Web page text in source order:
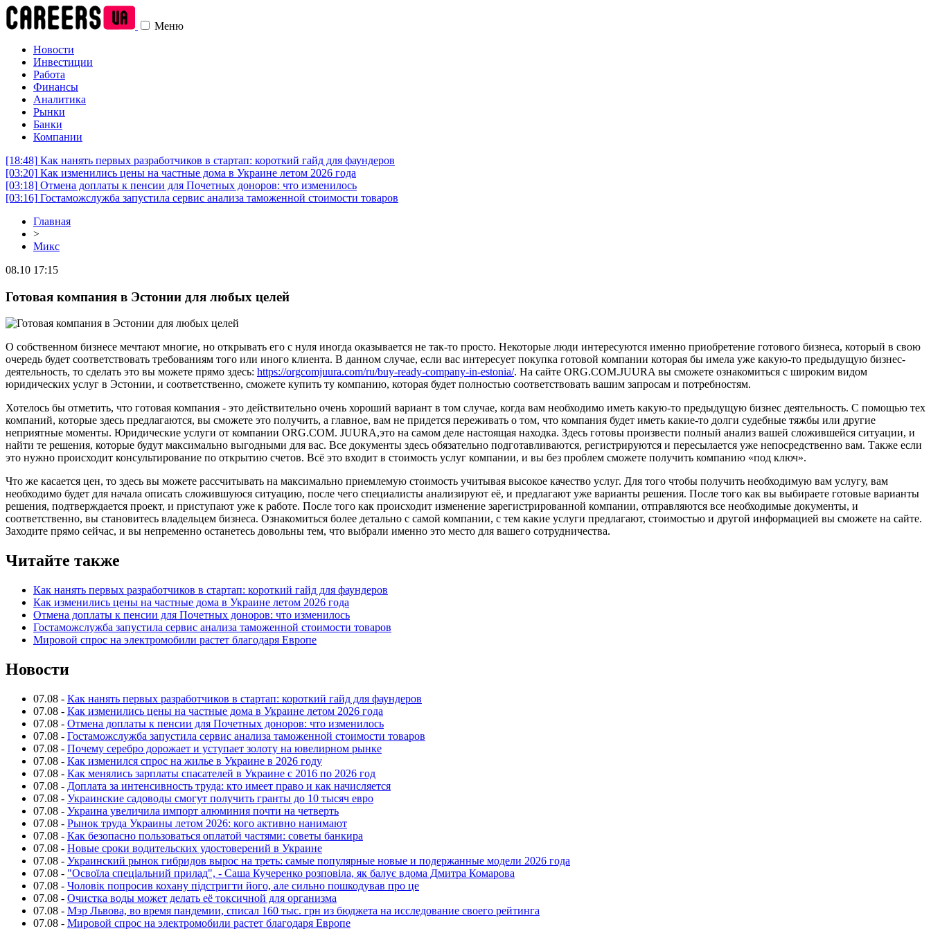
Меню
Новости
Инвестиции
Работа
Финансы
Аналитика
Рынки
Банки
Компании
[18:48] Как нанять первых разработчиков в стартап: короткий гайд для фаундеров
[03:20] Как изменились цены на частные дома в Украине летом 2026 года
[03:18] Отмена доплаты к пенсии для Почетных доноров: что изменилось
[03:16] Гостаможслужба запустила сервис анализа таможенной стоимости товаров
Главная
>
Микс
08.10 17:15
Готовая компания в Эстонии для любых целей
О собственном бизнесе мечтают многие, но открывать его с нуля иногда оказывается не так-то просто. Некоторые люди интересуются именно приобретение готового бизнеса, который в свою
очередь будет соответствовать требованиям того или иного клиента. В данном случае, если вас интересует покупка готовой компании которая бы имела уже какую-то предыдущую бизнес-
деятельность, то сделать это вы можете прямо здесь: https://orgcomjuura.com/ru/buy-ready-company-in-estonia/. На сайте ORG.COM.JUURA вы сможете ознакомиться с широким видом
юридических услуг в Эстонии, и соответственно, сможете купить ту компанию, которая будет полностью соответствовать вашим запросам и потребностям.
Хотелось бы отметить, что готовая компания - это действительно очень хороший вариант в том случае, когда вам необходимо иметь какую-то предыдущую бизнес деятельность. С помощью тех
компаний, которые здесь предлагаются, вы сможете это получить, а главное, вам не придется переживать о том, что компания будет иметь какие-то долги судебные тяжбы или другие
неприятные моменты. Юридические услуги от компании ORG.COM. JUURA,это на самом деле настоящая находка. Здесь готовы произвести полный анализ вашей сложившейся ситуации, и
найти те решения, которые будут максимально выгодными для вас. Все документы здесь обязательно подготавливаются, регистрируются и пересылается уже непосредственно вам. Также если
это нужно происходит консультирование по открытию счетов. Всё это входит в стоимость услуг компании, и вы без проблем сможете получить компанию «под ключ».
Что же касается цен, то здесь вы можете рассчитывать на максимально приемлемую стоимость учитывая высокое качество услуг. Для того чтобы получить необходимую вам услугу, вам
необходимо будет для начала описать сложившуюся ситуацию, после чего специалисты анализируют её, и предлагают уже варианты решения. После того как вы выбираете готовые варианты
решения, подтверждается проект, и приступают уже к работе. После того как происходит изменение зарегистрированной компании, отправляются все необходимые документы, и
соответственно, вы становитесь владельцем бизнеса. Ознакомиться более детально с самой компании, с тем какие услуги предлагают, стоимостью и другой информацией вы сможете на сайте.
Заходите прямо сейчас, и вы непременно останетесь довольны тем, что выбрали именно это место для вашего сотрудничества.
Читайте также
Как нанять первых разработчиков в стартап: короткий гайд для фаундеров
Как изменились цены на частные дома в Украине летом 2026 года
Отмена доплаты к пенсии для Почетных доноров: что изменилось
Гостаможслужба запустила сервис анализа таможенной стоимости товаров
Мировой спрос на электромобили растет благодаря Европе
Новости
07.08 - Как нанять первых разработчиков в стартап: короткий гайд для фаундеров
07.08 - Как изменились цены на частные дома в Украине летом 2026 года
07.08 - Отмена доплаты к пенсии для Почетных доноров: что изменилось
07.08 - Гостаможслужба запустила сервис анализа таможенной стоимости товаров
07.08 - Почему серебро дорожает и уступает золоту на ювелирном рынке
07.08 - Как изменился спрос на жилье в Украине в 2026 году
07.08 - Как менялись зарплаты спасателей в Украине с 2016 по 2026 год
07.08 - Доплата за интенсивность труда: кто имеет право и как начисляется
07.08 - Украинские садоводы смогут получить гранты до 10 тысяч евро
07.08 - Украина увеличила импорт алюминия почти на четверть
07.08 - Рынок труда Украины летом 2026: кого активно нанимают
07.08 - Как безопасно пользоваться оплатой частями: советы банкира
07.08 - Новые сроки водительских удостоверений в Украине
07.08 - Украинский рынок гибридов вырос на треть: самые популярные новые и подержанные модели 2026 года
07.08 - "Освоїла спеціальний прилад", - Саша Кучеренко розповіла, як балує вдома Дмитра Комарова
07.08 - Чоловік попросив кохану підстригти його, але сильно пошкодував про це
07.08 - Очистка воды может делать её токсичной для организма
07.08 - Мэр Львова, во время пандемии, списал 160 тыс. грн из бюджета на исследование своего рейтинга
07.08 - Мировой спрос на электромобили растет благодаря Европе